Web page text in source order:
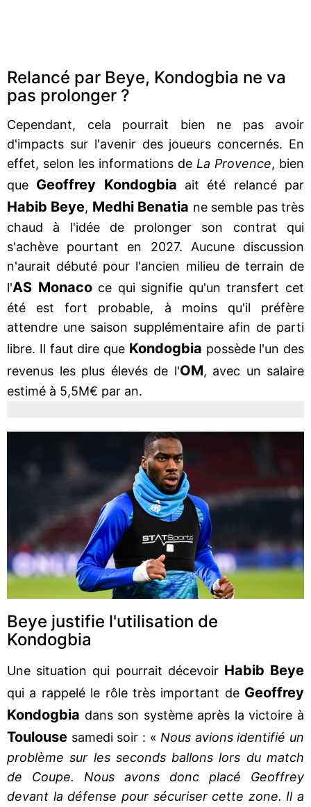
Relancé par Beye, Kondogbia ne va
pas prolonger ?
Cependant, cela pourrait bien ne pas avoir
d'impacts sur l'avenir des joueurs concernés. En
effet, selon les informations de La Provence, bien
que Geoffrey Kondogbia ait été relancé par
Habib Beye, Medhi Benatia ne semble pas très
chaud à l'idée de prolonger son contrat qui
s'achève pourtant en 2027. Aucune discussion
n'aurait débuté pour l'ancien milieu de terrain de
l'AS Monacoce qui signifie qu'un transfert cet
été est fort probable, à moins qu'il préfère
attendre une saison supplémentaire afin de parti
libre. Il faut dire que Kondogbia possède l'un des
revenus les plus élevés de l'OM, avec un salaire
estimé à 5,5M€ par an.
Beye justifie l'utilisation de
Kondogbia
Une situation qui pourrait décevoir Habib Beye
qui a rappelé le rôle très important de Geoffrey
Kondogbia dans son système après la victoire à
Toulouse samedi soir : « Nous avions identifié un
problème sur les seconds ballons lors du match
de Coupe. Nous avons donc placé Geoffrey
devant la défense pour sécuriser cette zone. Il a